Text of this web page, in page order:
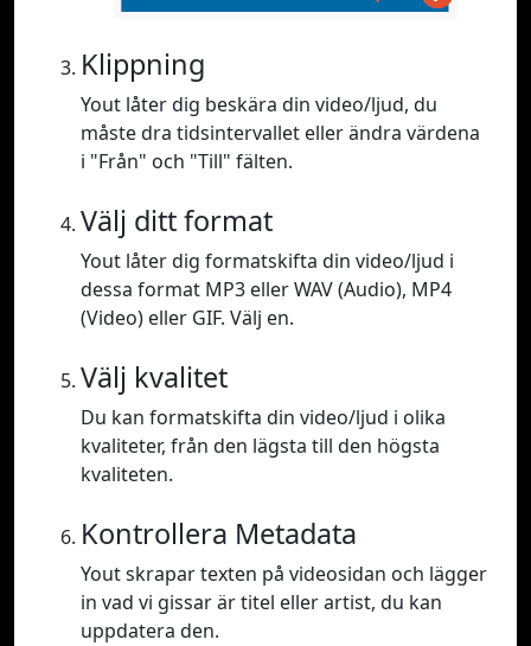
Klippning
Yout låter dig beskära din video/ljud, du
måste dra tidsintervallet eller ändra värdena
i "Från" och "Till" fälten.
Välj ditt format
Yout låter dig formatskifta din video/ljud i
dessa format MP3 eller WAV (Audio), MP4
(Video) eller GIF. Välj en.
Välj kvalitet
Du kan formatskifta din video/ljud i olika
kvaliteter, från den lägsta till den högsta
kvaliteten.
Kontrollera Metadata
Yout skrapar texten på videosidan och lägger
in vad vi gissar är titel eller artist, du kan
uppdatera den.